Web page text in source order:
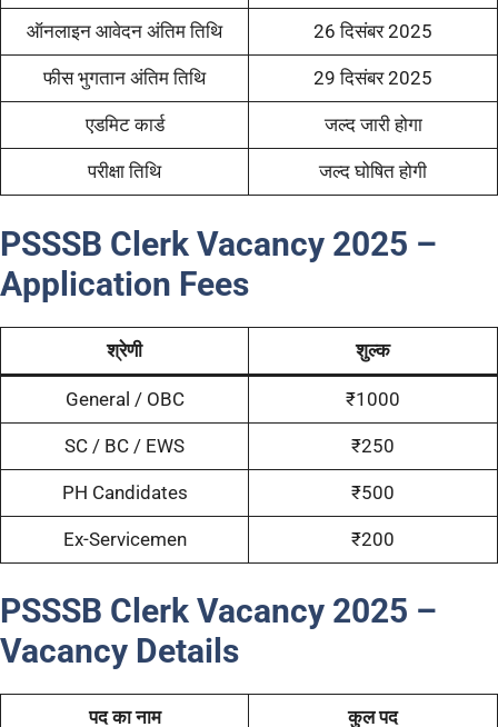
ऑनलाइन आवेदन अंतिम तिथि 26 दिसंबर 2025
फीस भुगतान अंतिम तिथि 29 दिसंबर 2025
एडमिट कार्ड जल्द जारी होगा
परीक्षा तिथि जल्द घोषित होगी
PSSSB Clerk Vacancy 2025 –
Application Fees
श्रेणी शुल्क
General / OBC ₹1000
SC / BC / EWS ₹250
PH Candidates ₹500
Ex-Servicemen ₹200
PSSSB Clerk Vacancy 2025 –
Vacancy Details
पद का नाम कुल पद